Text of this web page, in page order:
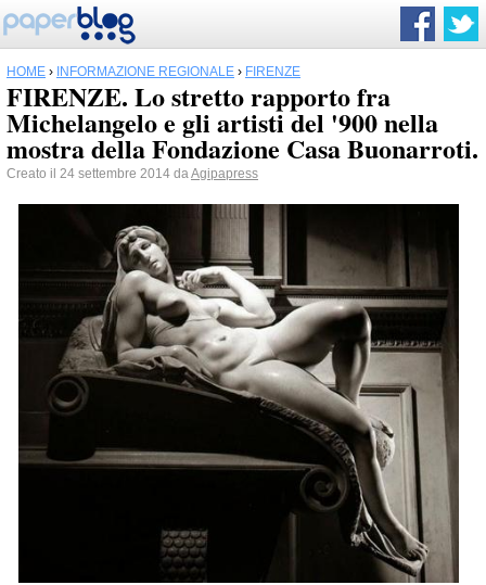
HOME › INFORMAZIONE REGIONALE › FIRENZE
FIRENZE. Lo stretto rapporto fra
Michelangelo e gli artisti del '900 nella
mostra della Fondazione Casa Buonarroti.
Creato il 24 settembre 2014 daAgipapress